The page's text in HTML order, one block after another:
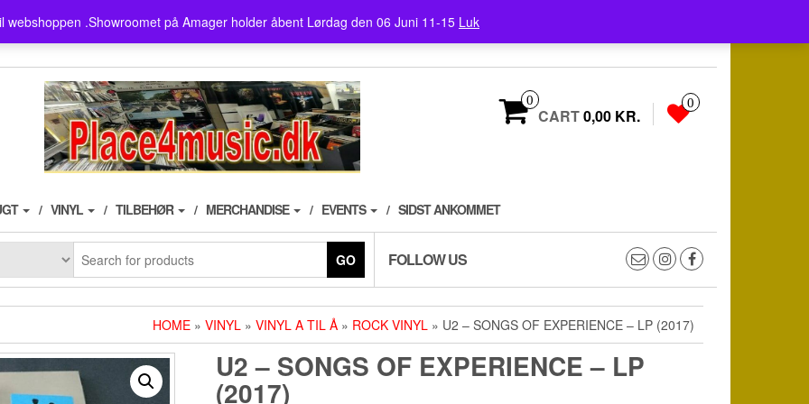
webshoppen .Showroomet på Amager holder åbent Lørdag den 06 Juni 11-15 Luk
ligger på Amager ,
der er fri parkering i 3
0
CART0,00 KR.
0
VINYL TILBEHØR MERCHANDISE EVENTS SIDST ANKOMMET
GO FOLLOW US
HOME » VINYL » VINYL A TIL Å » ROCK VINYL » U2 ‎– SONGS OF EXPERIENCE – LP (2017)
U2 ‎– SONGS OF EXPERIENCE – LP
(2017)